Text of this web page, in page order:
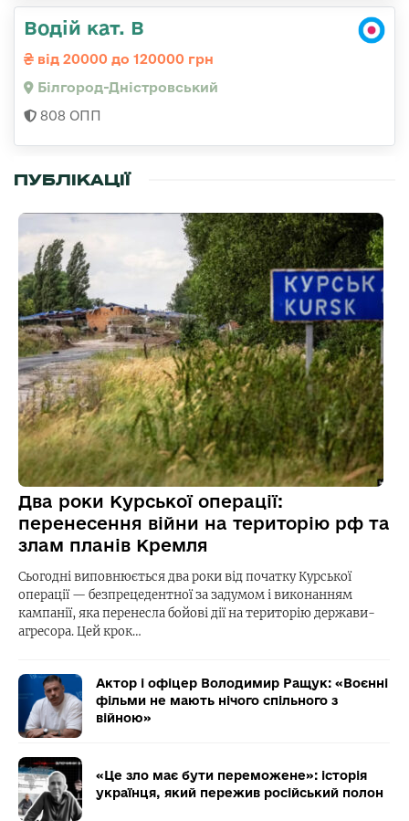
Водій кат. В
від 20000 до 120000 грн
Білгород-Дністровський
808 ОПП
ПУБЛІКАЦІЇ
Два роки Курської операції:
перенесення війни на територію рф та
злам планів Кремля
Сьогодні виповнюється два роки від початку Курської
операції — безпрецедентної за задумом і виконанням
кампанії, яка перенесла бойові дії на територію держави-
агресора. Цей крок…
Актор і офіцер Володимир Ращук: «Воєнні
фільми не мають нічого спільного з
війною»
«Це зло має бути переможене»: історія
українця, який пережив російський полон